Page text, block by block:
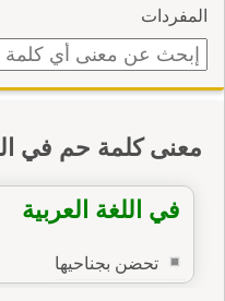
المفردات
معنى كلمة حم في
في اللغة العربية
تحضن بجناحيها